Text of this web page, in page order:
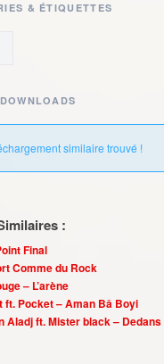
& ÉTIQUETTES
similaire trouvé !
:
Final
Comme du Rock
– L’arène
ft. Pocket – Aman Bâ Boyi
Aladj ft. Mister black – Dedans